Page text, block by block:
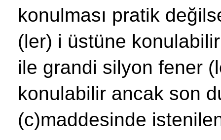
konulması pratik
(ler) i üstüne
ile grandi silyon fener
konulabilir ancak son
(c)maddesinde